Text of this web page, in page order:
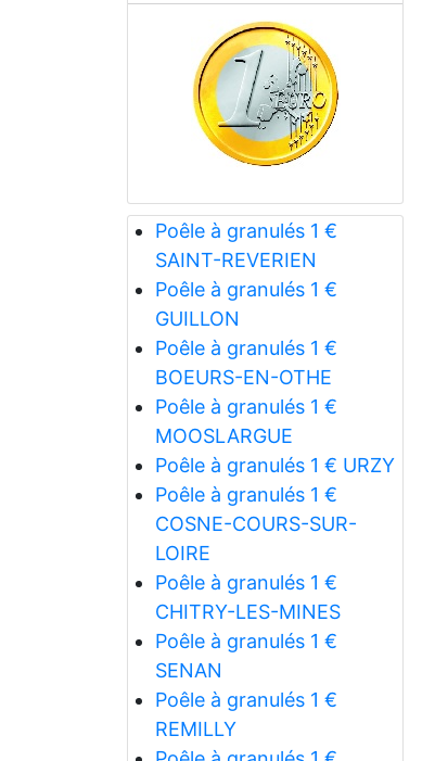
Poêle à granulés 1 €
SAINT-REVERIEN
Poêle à granulés 1 €
GUILLON
Poêle à granulés 1 €
BOEURS-EN-OTHE
Poêle à granulés 1 €
MOOSLARGUE
Poêle à granulés 1 € URZY
Poêle à granulés 1 €
COSNE-COURS-SUR-
LOIRE
Poêle à granulés 1 €
CHITRY-LES-MINES
Poêle à granulés 1 €
SENAN
Poêle à granulés 1 €
REMILLY